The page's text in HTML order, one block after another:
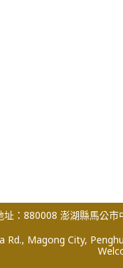
址：880008 澎湖縣馬公市
Magong City,